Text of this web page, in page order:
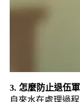
3. 怎麼防止退伍